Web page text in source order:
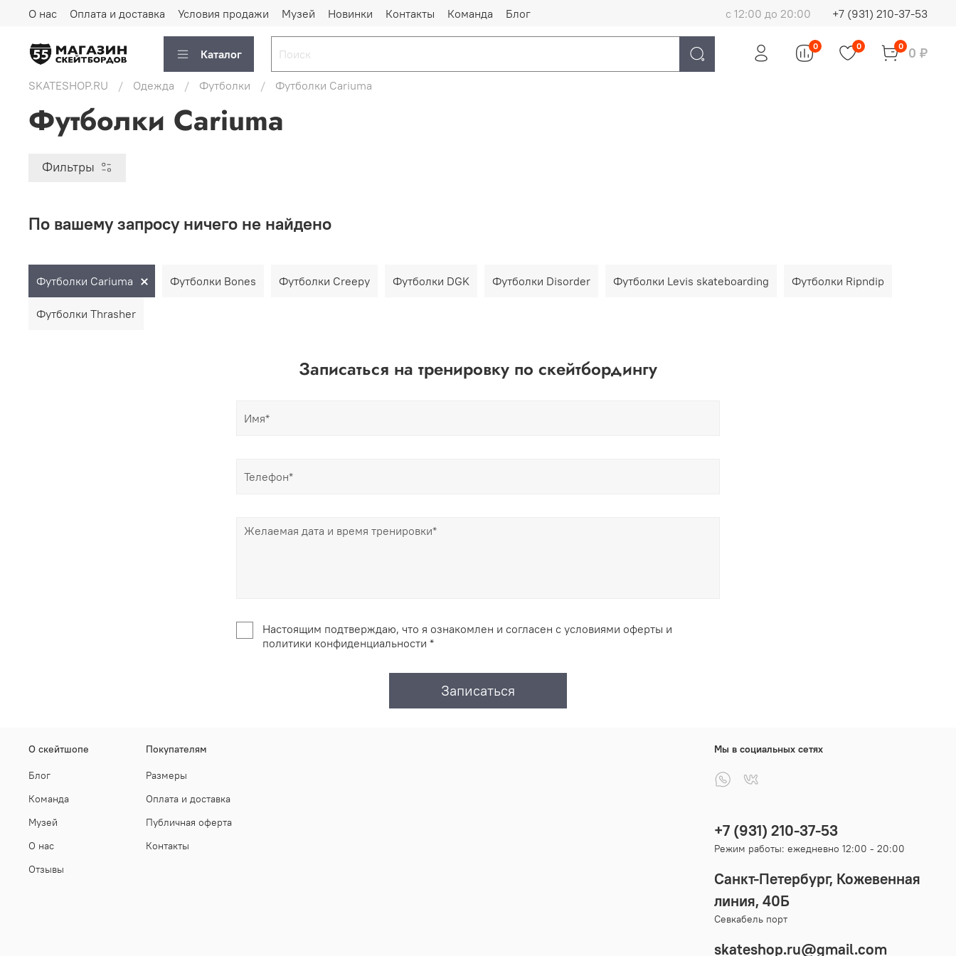
О нас Оплата и доставка Условия продажи Музей Новинки Контакты Команда Блог с 12:00 до 20:00 +7 (931) 210-37-53
Каталог
0 0 0 0 ₽
SKATESHOP.RU Одежда Футболки Футболки Cariuma
Футболки Cariuma
Фильтры
По вашему запросу ничего не найдено
Футболки Cariuma Футболки Bones Футболки Creepy Футболки DGK Футболки Disorder Футболки Levis skateboarding Футболки Ripndip
Футболки Thrasher
Записаться на тренировку по скейтбордингу
Настоящим подтверждаю, что я ознакомлен и согласен с условиями оферты и
политики конфиденциальности *
Записаться
О скейтшопе
Блог
Команда
Музей
О нас
Отзывы
Покупателям
Размеры
Оплата и доставка
Публичная оферта
Контакты
Мы в социальных сетях
+7 (931) 210-37-53
Режим работы: ежедневно 12:00 - 20:00
Санкт-Петербург, Кожевенная
линия, 40Б
Севкабель порт
skateshop.ru@gmail.com